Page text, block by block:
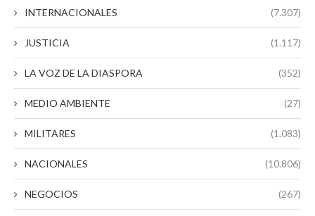
INTERNACIONALES (7.307)
JUSTICIA (1.117)
LA VOZ DE LA DIASPORA (352)
MEDIO AMBIENTE (27)
MILITARES (1.083)
NACIONALES (10.806)
NEGOCIOS (267)